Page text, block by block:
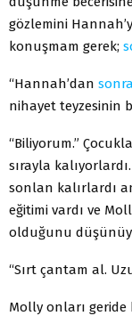
gözlemini
konuşmam gerek;
“Hannah’dan sonra
nihayet teyzesinin
“Biliyorum.”
sırayla
sonlan ka­lırlardı
eğitimi vardı ve
olduğunu
“Sırt çantam al.
Molly onları geride